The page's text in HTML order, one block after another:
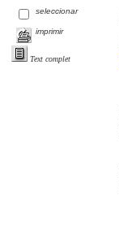
seleccionar
imprimir
Text complet